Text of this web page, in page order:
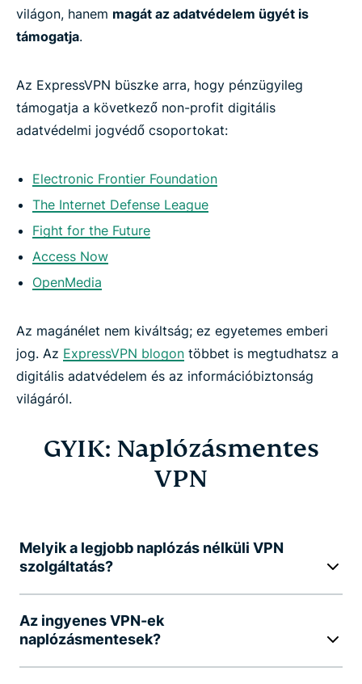
világon, hanem magát az adatvédelem ügyét is
támogatja.
Az ExpressVPN büszke arra, hogy pénzügyileg
támogatja a következő non-profit digitális
adatvédelmi jogvédő csoportokat:
Electronic Frontier Foundation
The Internet Defense League
Fight for the Future
Access Now
OpenMedia
Az magánélet nem kiváltság; ez egyetemes emberi
jog. Az ExpressVPN blogon többet is megtudhatsz a
digitális adatvédelem és az információbiztonság
világáról.
GYIK: Naplózásmentes
VPN
Melyik a legjobb naplózás nélküli VPN
szolgáltatás?
Az ingyenes VPN-ek
naplózásmentesek?